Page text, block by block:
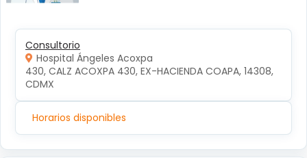
Consultorio
Hospital Ángeles Acoxpa
430, CALZ ACOXPA 430, EX-HACIENDA COAPA, 14308,
CDMX
Horarios disponibles